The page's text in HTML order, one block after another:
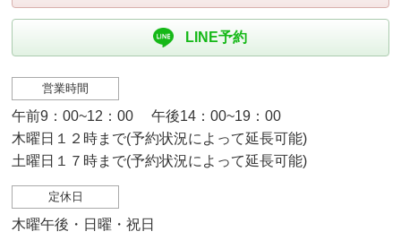
LINE予約
営業時間
午前9：00~12：00 午後14：00~19：00
木曜日１２時まで(予約状況によって延長可能)
土曜日１７時まで(予約状況によって延長可能)
定休日
木曜午後・日曜・祝日